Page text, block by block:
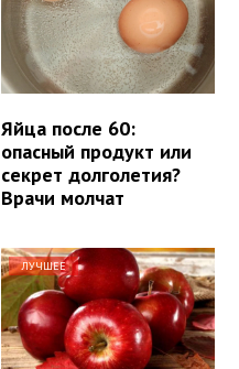
Яйца после 60:
опасный продукт или
секрет долголетия?
Врачи молчат
ЛУЧШЕЕ